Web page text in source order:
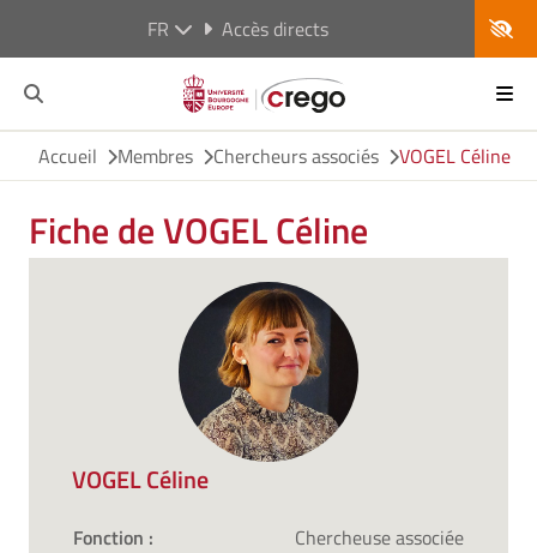
FR Accès directs
Accueil Membres Chercheurs associés VOGEL Céline
Fiche de VOGEL Céline
VOGEL Céline
Fonction :
Chercheuse associée